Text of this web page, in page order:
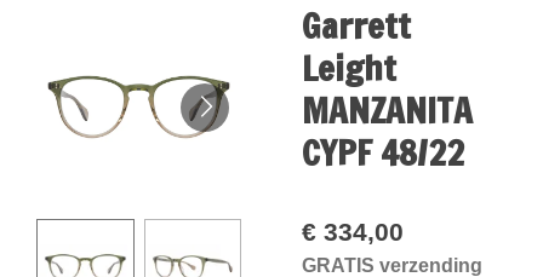
Garrett
Leight
MANZANITA
CYPF 48/22
€ 334,00
GRATIS verzending